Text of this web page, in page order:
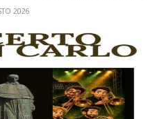
2026